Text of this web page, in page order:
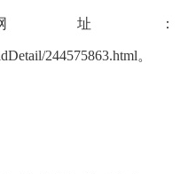
址：
244575863.html。